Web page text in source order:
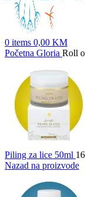
0 items 0,00 KM
Početna Gloria Roll
Piling za lice 50ml
Nazad na proizvode